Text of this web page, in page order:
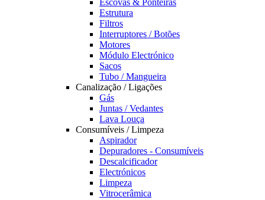
Escovas & Ponteiras
Estrutura
Filtros
Interruptores / Botões
Motores
Módulo Electrónico
Sacos
Tubo / Mangueira
Canalização / Ligações
Gás
Juntas / Vedantes
Lava Louça
Consumíveis / Limpeza
Aspirador
Depuradores - Consumíveis
Descalcificador
Electrónicos
Limpeza
Vitrocerâmica